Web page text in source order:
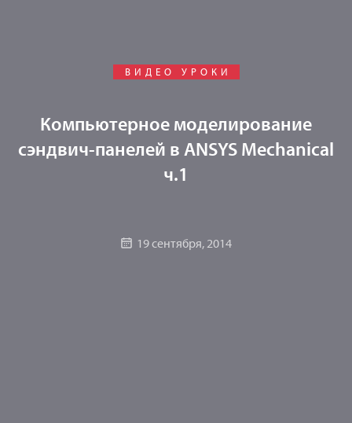
ВИДЕО УРОКИ
Компьютерное моделирование
сэндвич-панелей в ANSYS Mechanical
ч.1
19 сентября, 2014